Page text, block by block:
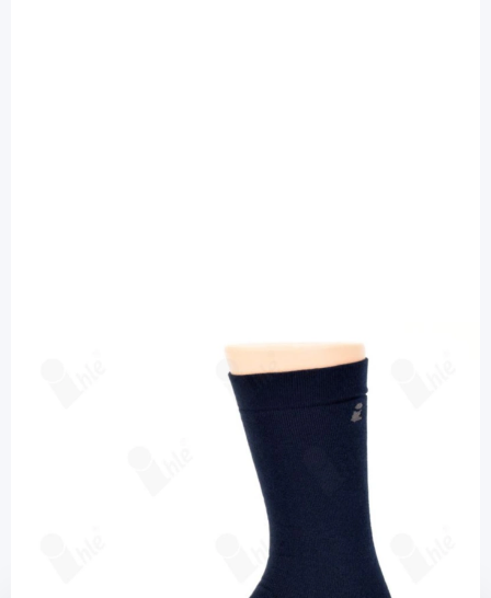
Ihle Diabetikersocke marine Gr. 39-42 -
PZN: 4004000213 / Diashop.de Kat.-Nr.